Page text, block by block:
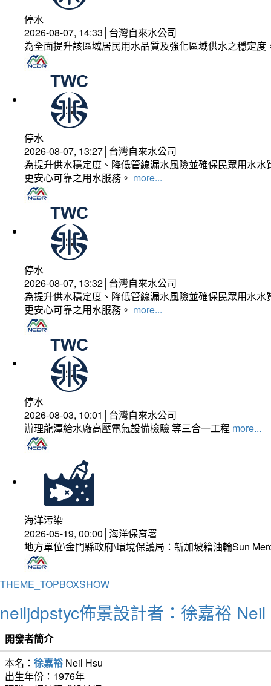
停水
2026-08-07, 14:33│台灣自來水公司
為全面提升該區域居民用水品質及強化區域供水之穩定
停水
2026-08-07, 13:27│台灣自來水公司
為提升供水穩定度、降低管線漏水風險並確保民眾用水
更安心可靠之用水服務。 more...
停水
2026-08-07, 13:32│台灣自來水公司
為提升供水穩定度、降低管線漏水風險並確保民眾用水
更安心可靠之用水服務。 more...
停水
2026-08-03, 10:01│台灣自來水公司
辦理龍潭給水廠高壓電氣設備檢驗 等三合一工程 more...
海洋污染
2026-05-19, 00:00│海洋保育署
地方單位\金門縣政府\環境保護局：新加坡籍油輪Sun
THEME_TOPBOXSHOW
neiljdpstyc佈景設計者：徐嘉裕
開發者簡介
本名： 徐嘉裕 Neil Hsu
出生年份：1976年